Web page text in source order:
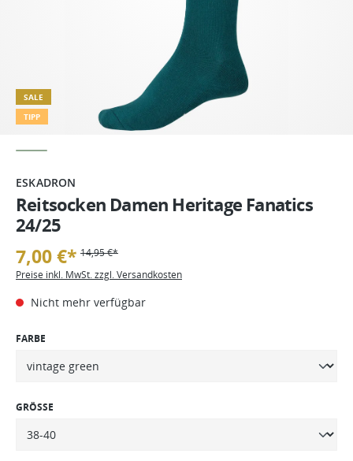
SALE
TIPP
ESKADRON
Reitsocken Damen Heritage Fanatics
24/25
7,00 €* 14,95 €*
Preise inkl. MwSt. zzgl. Versandkosten
Nicht mehr verfügbar
FARBE
GRÖSSE